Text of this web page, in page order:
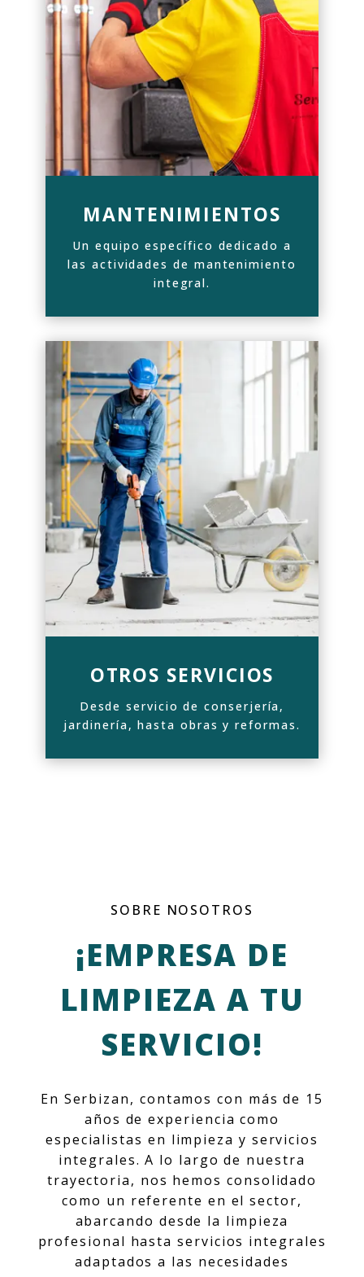
MANTENIMIENTOS
Un equipo específico dedicado a
las actividades de mantenimiento
integral.
OTROS SERVICIOS
Desde servicio de conserjería,
jardinería, hasta obras y reformas.
SOBRE NOSOTROS
¡EMPRESA DE
LIMPIEZA A TU
SERVICIO!
En Serbizan, contamos con más de 15
años de experiencia como
especialistas en limpieza y servicios
integrales. A lo largo de nuestra
trayectoria, nos hemos consolidado
como un referente en el sector,
abarcando desde la limpieza
profesional hasta servicios integrales
adaptados a las necesidades